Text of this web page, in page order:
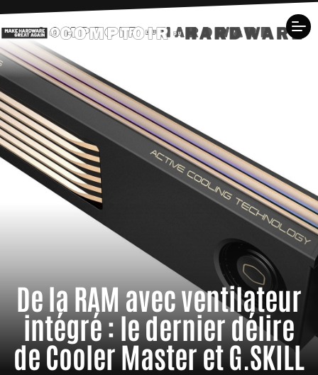
De la RAM avec ventilateur
intégré : le dernier délire
de Cooler Master et G.SKILL